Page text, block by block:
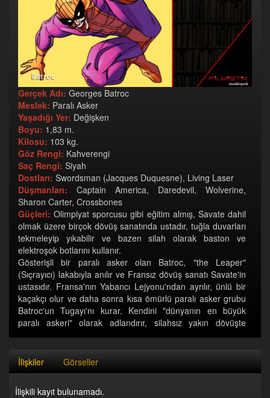
Gerçek Adı: Georges Batroc
Meslek: Paralı Asker
Yaşadığı Yer: Değişken
Boyu: 1,83 m.
Kilosu: 103 kg.
Göz Rengi: Kahverengi
Saç Rengi: Siyah
Dostları: Swordsman (Jacques Duquesne), Living Laser
Düşmanları: Captain America, Daredevil, Wolverine,
Sharon Carter, Crossbones
Güçleri: Olimpiyat sporcusu gibi eğitim almış, Savate dahil
olmak üzere birçok dövüş sanatında ustadır, tuğla duvarları
tekmeleyip yıkabilir ve bazen silah olarak baston ve
elektroşok botlarını kullanır.
Gösterişli bir paralı asker olan Batroc, "the Leaper"
(Sıçrayıcı) lakabıyla anılır ve Fransız dövüş sanatı Savate'in
ustasıdır. Fransa'nın Yabancı Lejyonu'ndan ayrılır, ünlü bir
kaçakçı olur ve daha sonra kısa ömürlü paralı asker grubu
Batroc'un Tugayı'nı kurar. Kendini "dünyanın en büyük
paralı askeri" olarak adlandırır, silahsız yakın dövüşte
oluşturmamıştır.
İlişkiler Görseller
İlişkili kayıt bulunamadı.